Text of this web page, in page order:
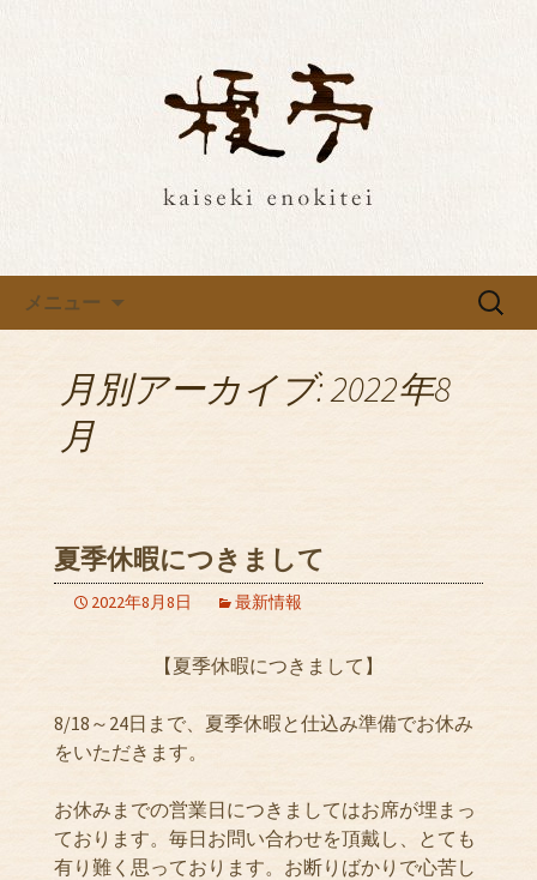
埼玉・所沢の榎亭で特別な和食
ご飯を。最新情報をお届け
を。最新情報をお届け
メニュー
検
月別アーカイブ: 2022年8
月
夏季休暇につきまして
2022年8月8日 最新情報
【夏季休暇につきまして】
8/18～24日まで、夏季休暇と仕込み準備でお休み
をいただきます。
お休みまでの営業日につきましてはお席が埋まっ
ております。毎日お問い合わせを頂戴し、とても
有り難く思っております。お断りばかりで心苦し